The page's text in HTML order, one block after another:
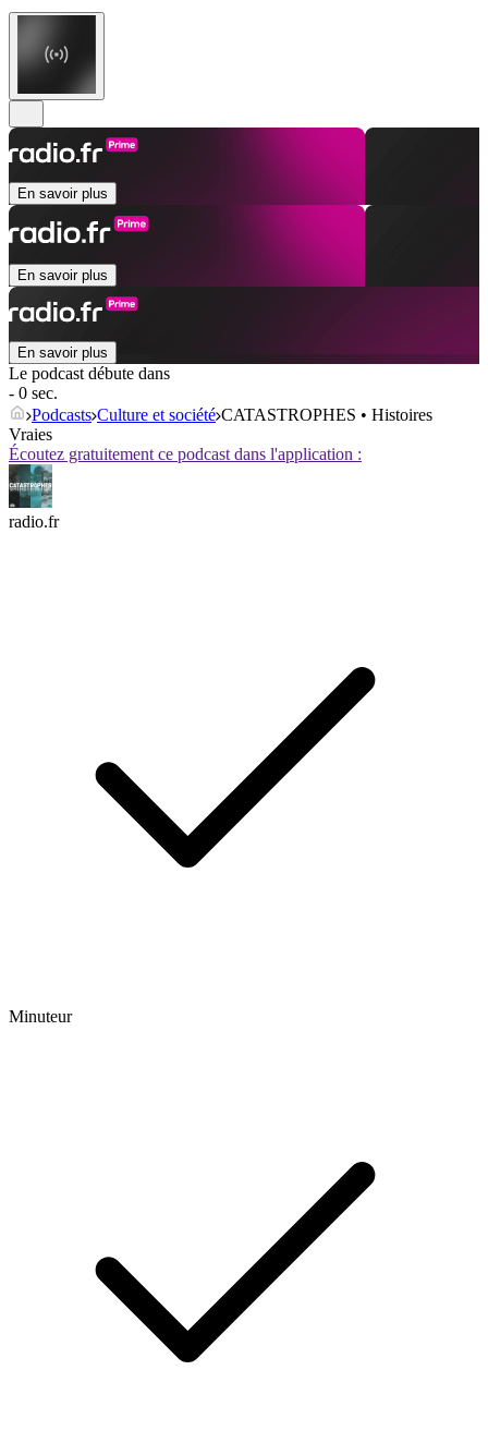
En savoir plus
En savoir plus
En savoir plus
Le podcast débute dans
- 0 sec.
Podcasts Culture et société CATASTROPHES • Histoires
Vraies
Écoutez gratuitement ce podcast dans l'application :
radio.fr
Minuteur